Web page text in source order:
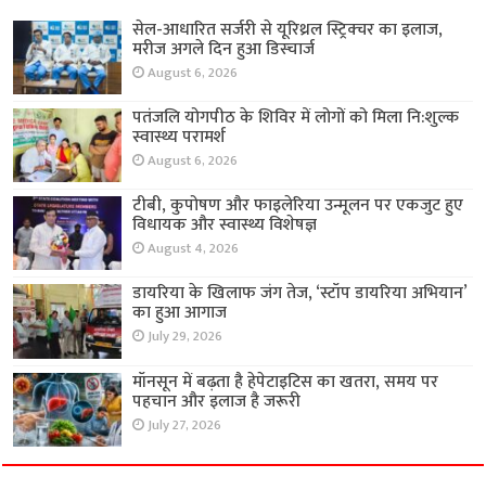
सेल-आधारित सर्जरी से यूरिथ्रल स्ट्रिक्चर का इलाज,
मरीज अगले दिन हुआ डिस्चार्ज
August 6, 2026
पतंजलि योगपीठ के शिविर में लोगों को मिला नि:शुल्क
स्वास्थ्य परामर्श
August 6, 2026
टीबी, कुपोषण और फाइलेरिया उन्मूलन पर एकजुट हुए
विधायक और स्वास्थ्य विशेषज्ञ
August 4, 2026
डायरिया के खिलाफ जंग तेज, ‘स्टॉप डायरिया अभियान’
का हुआ आगाज
July 29, 2026
मॉनसून में बढ़ता है हेपेटाइटिस का खतरा, समय पर
पहचान और इलाज है जरूरी
July 27, 2026